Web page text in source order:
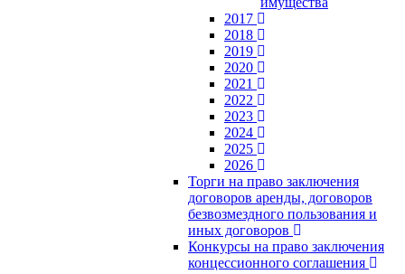
2017
2018
2019
2020
2021
2022
2023
2024
2025
2026
Торги на право заключения
договоров аренды, договоров
безвозмездного пользования и
иных договоров
Конкурсы на право заключения
концессионного соглашения